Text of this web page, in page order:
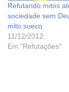
Refutando mitos
sociedade sem
mito sueco
11/12/2012
Em "Refutações"